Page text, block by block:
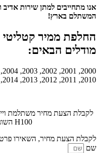
אנו מתחייבים למתן שירות
המשתלם בארץ!
מודלים הבאים:
2010, 2011, 2012, 2013, 2014, 2015, 2017, 2018, 2019, 2020, 2021
לקבלת הצעת מחיר משתלמת
H100 השונים
לקבלת הצעת מחיר, השאירו
שם